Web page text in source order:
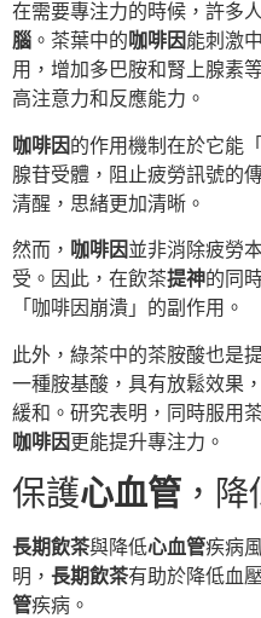
在需要專注力的時候，許多
腦 。茶葉中的咖啡因能刺激
用，增加多巴胺和腎上腺素
高注意力和反應能力。
咖啡因的作用機制在於它能
腺苷受體，阻止疲勞訊號的
清醒，思緒更加清晰。
然而， 咖啡因並非消除疲勞
受。因此，在飲茶提神的同
「咖啡因崩潰」的副作用。
此外，綠茶中的茶胺酸也是
一種胺基酸，具有放鬆效果
緩和。研究表明，同時服用
咖啡因 更能提升專注力。
保護心血管 ，
長期飲茶與降低心血管疾病
明， 長期飲茶有助於降低血
管疾病。